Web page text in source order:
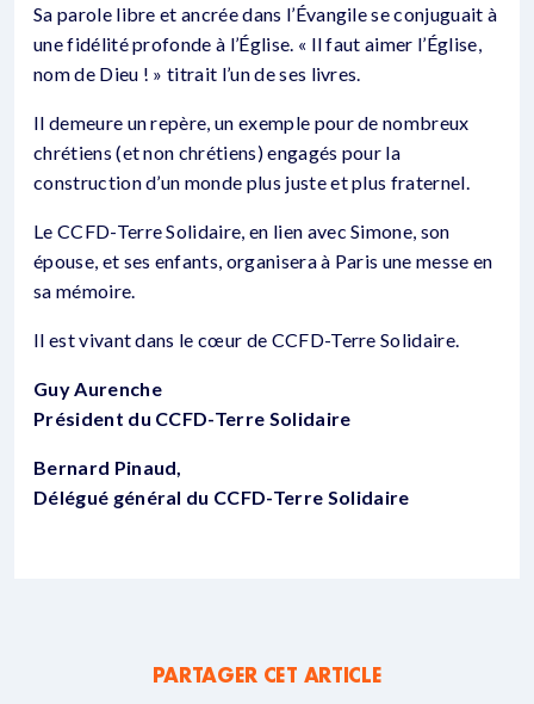
Sa parole libre et ancrée dans l’Évangile se conjuguait à
une fidélité profonde à l’Église. « Il faut aimer l’Église,
nom de Dieu ! » titrait l’un de ses livres.
Il demeure un repère, un exemple pour de nombreux
chrétiens (et non chrétiens) engagés pour la
construction d’un monde plus juste et plus fraternel.
Le CCFD-Terre Solidaire, en lien avec Simone, son
épouse, et ses enfants, organisera à Paris une messe en
sa mémoire.
Il est vivant dans le cœur de CCFD-Terre Solidaire.
Guy Aurenche
Président du CCFD-Terre Solidaire
Bernard Pinaud,
Délégué général du CCFD-Terre Solidaire
PARTAGER CET ARTICLE